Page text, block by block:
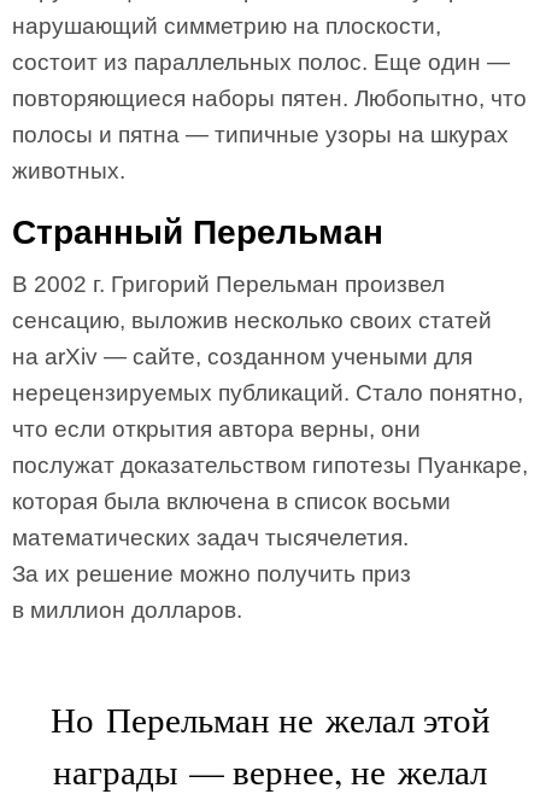
нарушающий симметрию на плоскости,
состоит из параллельных полос. Еще один —
повторяющиеся наборы пятен. Любопытно, что
полосы и пятна — типичные узоры на шкурах
животных.
Странный Перельман
В 2002 г. Григорий Перельман произвел
сенсацию, выложив несколько своих статей
на arXiv — сайте, созданном учеными для
нерецензируемых публикаций. Стало понятно,
что если открытия автора верны, они
послужат доказательством гипотезы Пуанкаре,
которая была включена в список восьми
математических задач тысячелетия.
За их решение можно получить приз
в миллион долларов.
Но Перельман не желал этой
награды — вернее, не желал